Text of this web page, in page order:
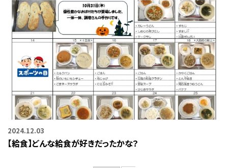
2024.12.03
【給食】どんな給食が好きだったかな？